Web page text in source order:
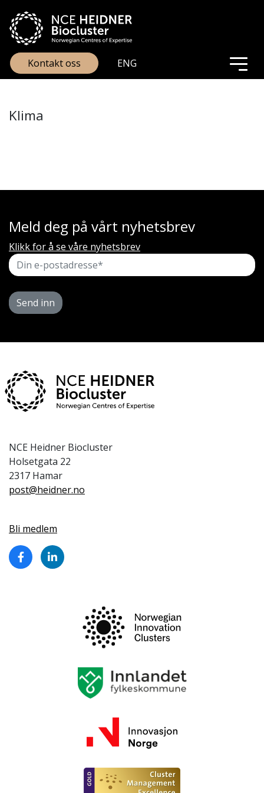
Kontakt oss ENG
Klima
Meld deg på vårt nyhetsbrev
Klikk for å se våre nyhetsbrev
Send inn
NCE Heidner Biocluster
Holsetgata 22
2317 Hamar
post@heidner.no
Bli medlem